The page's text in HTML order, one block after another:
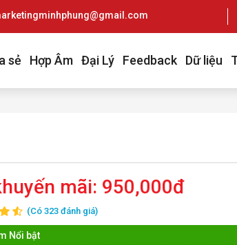
sẻ Hợp Âm Đại Lý Feedback Dữ liệu
mãi: 950,000đ
(Có 323 đánh giá)
Nổi bật